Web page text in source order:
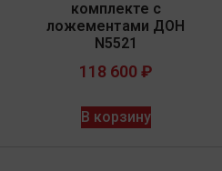
комплекте с
ложементами ДОН
N5521
118 600 ₽
В корзину